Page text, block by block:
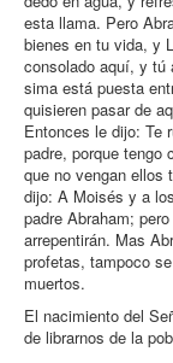
esta llama. Pero
bienes en tu vida, y
consolado aquí, y tú
sima está puesta
quisieren pasar de
Entonces le dijo: Te
padre, porque tengo
que no vengan ellos
dijo: A Moisés y a
padre Abraham;
arrepentirán. Mas
profetas, tampoco
muertos.
El nacimiento del
de librarnos de la